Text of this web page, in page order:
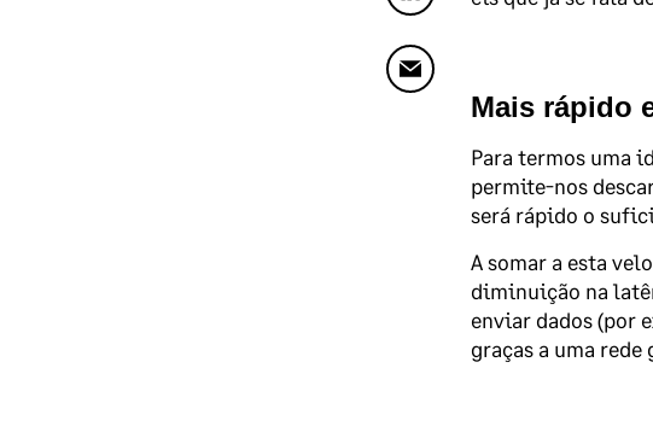
Mais rápido
Para termos uma
permite-nos
será rápido o
A somar a esta
diminuição na
enviar dados (por
graças a uma